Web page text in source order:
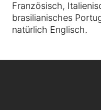
Französisch,
brasilianisches
natürlich Englisch.